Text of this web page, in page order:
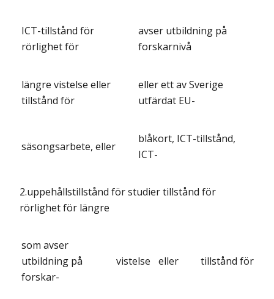
ICT-tillstånd för
rörlighet för
avser utbildning på
forskarnivå
längre vistelse eller
tillstånd för
eller ett av Sverige
utfärdat EU-
säsongsarbete, eller
blåkort, ICT-tillstånd,
ICT-
2.uppehållstillstånd för studier tillstånd för
rörlighet för längre
som avser
utbildning på
forskar-
vistelse eller tillstånd för